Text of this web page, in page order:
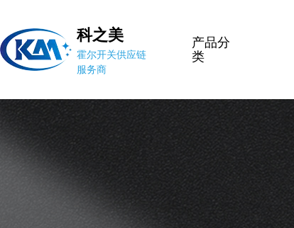
科之美
霍尔开关供应链
服务商
产品分
类